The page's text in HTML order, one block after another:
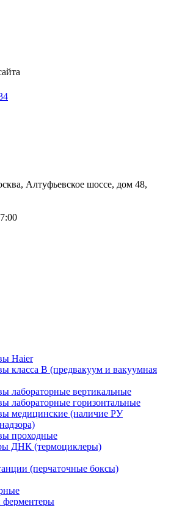
Алтуфьевское шоссе, дом 48,
Haier
класса B (предвакуум и вакуумная
лабораторные вертикальные
лабораторные горизонтальные
медицинские (наличие РУ
проходные
ДНК (термоциклеры)
(перчаточные боксы)
ферментеры